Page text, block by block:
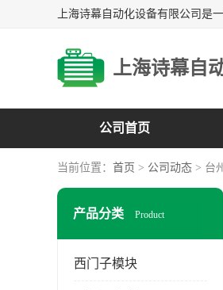
上海诗幕自
公司首页
当前位置： 首页 > 公司动态 > 台
产品分类 Product
西门子模块